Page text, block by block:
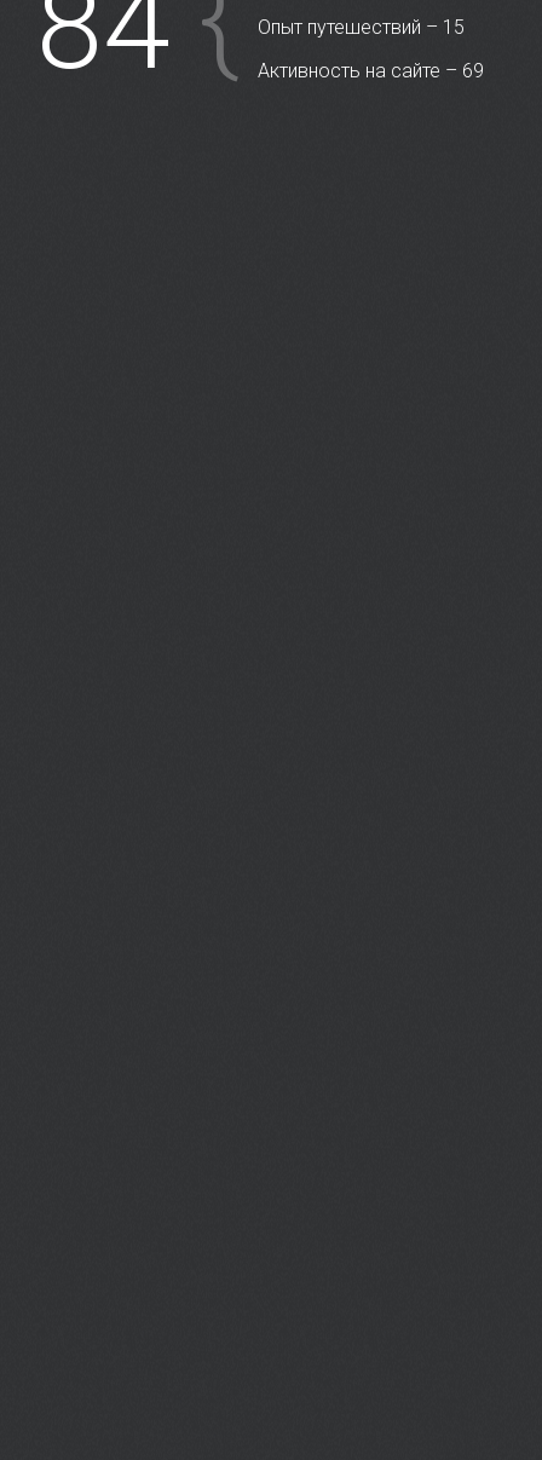
Опыт путешествий – 15
Активность на сайте – 69